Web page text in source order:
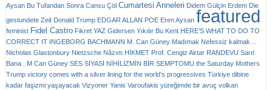
Aysan Bu Tufandan Sonra Cansu Çöl Cumartesi Anneleri Didem Gülçin Erdem Die
gestundete Zeit Donald Trump EDGAR ALLAN POE Eren Aysan featured
feminist Fidel Castro Fikret YAZ Gidersen Yıkılır Bu Kent HERE’S WHAT TO DO TO
CORRECT IT INGEBORG BACHMANN M. Can Güney Madımak Nefessiz kalmak…
Nicholas Glastonbury Nietzsche Nâzım HİKMET Prof. Cengiz Aktar RANDEVU Sarıl
Bana . M Can Güney SES SİYASİ NİHİLİZMİN BİR SEMPTOMU the Saturday Mothers
Trump victory comes with a silver lining for the world’s progressives Türkiye dibine
kadar faşizmi yaşayacak Vizyoner Yanis Varoufakis yüreğimde bir avuç volkan